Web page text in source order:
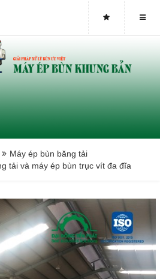
Máy ép bùn băng tải
tải và máy ép bùn trục vít đa đĩa